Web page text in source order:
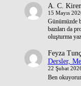
A. C.
15 Mayıs
Günümüzde
bazıları da
oluşturma
Feyza
Dersler,
22 Şubat
Ben